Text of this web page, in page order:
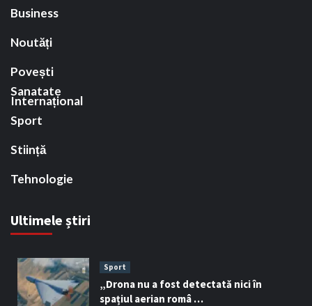
Business
Noutăți
Povești
Internațional
Sanatate
Sport
Stiință
Tehnologie
Ultimele știri
Sport
„Drona nu a fost detectată nici în
spațiul aerian româ …